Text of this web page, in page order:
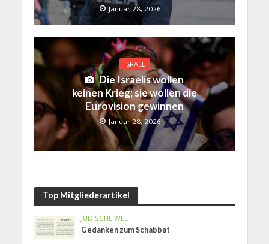
Januar 28, 2026
ISRAEL
Die Israelis wollen
keinen Krieg; sie wollen die
Eurovision gewinnen
Januar 28, 2026
Top Mitgliederartikel
JÜDISCHE WELT
Gedanken zum Schabbat